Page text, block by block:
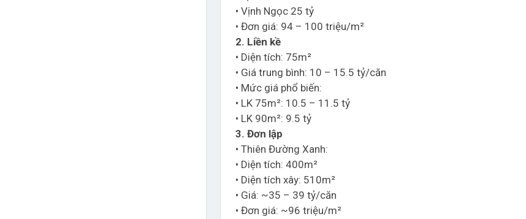
• Vịnh Ngọc 25 tỷ
• Đơn giá: 94 – 100 triệu/m²
2. Liền kề
• Diện tích: 75m²
• Giá trung bình: 10 – 15.5 tỷ/căn
• Mức giá phổ biến:
• LK 75m²: 10.5 – 11.5 tỷ
• LK 90m²: 9.5 tỷ
3. Đơn lập
• Thiên Đường Xanh:
• Diện tích: 400m²
• Diện tích xây: 510m²
• Giá: ~35 – 39 tỷ/căn
• Đơn giá: ~96 triệu/m²